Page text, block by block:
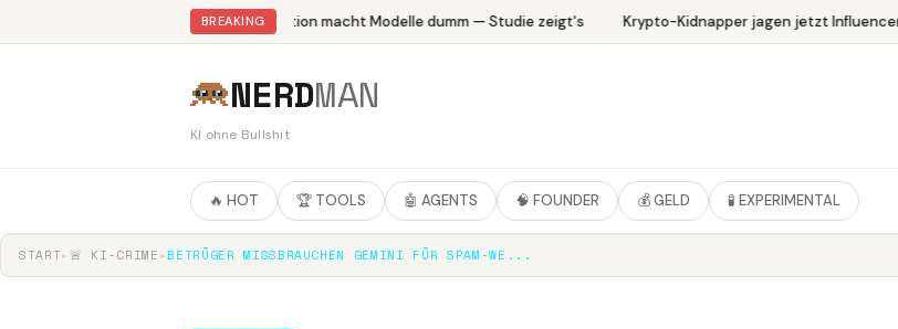
BREAKING
Abliteration macht Modelle dumm — Studie zeigt's Krypto-Kidnapper jagen jetzt Influencer
NERDMAN
KI ohne Bullshit
🔥 HOT 🏆 TOOLS 🤖 AGENTS 🧠 FOUNDER 💰 GELD 🧪 EXPERIMENTAL
START▸ 🚨 KI-CRIME▸BETRÜGER MISSBRAUCHEN GEMINI FÜR SPAM-WE...